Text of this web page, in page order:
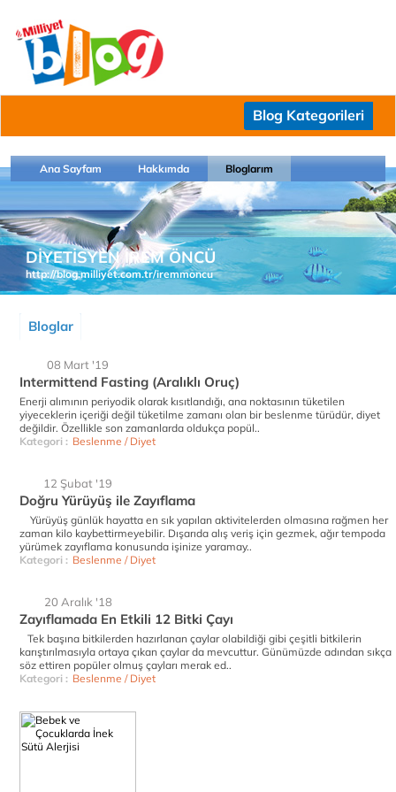
Blog Kategorileri
Ana Sayfam Hakkımda Bloglarım
DİYETİSYEN İREM ÖNCÜ
http://blog.milliyet.com.tr/iremmoncu
Bloglar
08 Mart '19
Intermittend Fasting (Aralıklı Oruç)
Enerji alımının periyodik olarak kısıtlandığı, ana noktasının tüketilen
yiyeceklerin içeriği değil tüketilme zamanı olan bir beslenme türüdür, diyet
değildir. Özellikle son zamanlarda oldukça popül..
Kategori : Beslenme / Diyet
12 Şubat '19
Doğru Yürüyüş ile Zayıflama
Yürüyüş günlük hayatta en sık yapılan aktivitelerden olmasına rağmen her
zaman kilo kaybettirmeyebilir. Dışarıda alış veriş için gezmek, ağır tempoda
yürümek zayıflama konusunda işinize yaramay..
Kategori : Beslenme / Diyet
20 Aralık '18
Zayıflamada En Etkili 12 Bitki Çayı
Tek başına bitkilerden hazırlanan çaylar olabildiği gibi çeşitli bitkilerin
karıştırılmasıyla ortaya çıkan çaylar da mevcuttur. Günümüzde adından sıkça
söz ettiren popüler olmuş çayları merak ed..
Kategori : Beslenme / Diyet